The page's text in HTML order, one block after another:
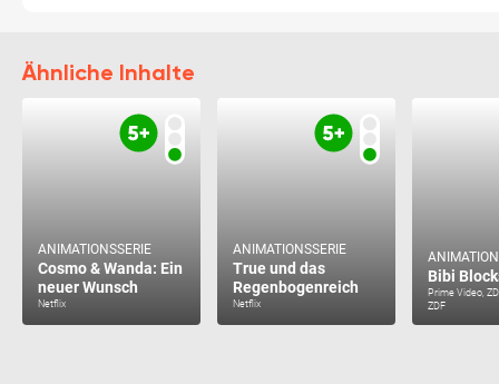
Ähnliche Inhalte
ANIMATIONSSERIE
Cosmo & Wanda: Ein
neuer Wunsch
Netflix
ANIMATIONSSERIE
True und das
Regenbogenreich
Netflix
Bibi
Prime Video,
ZDF